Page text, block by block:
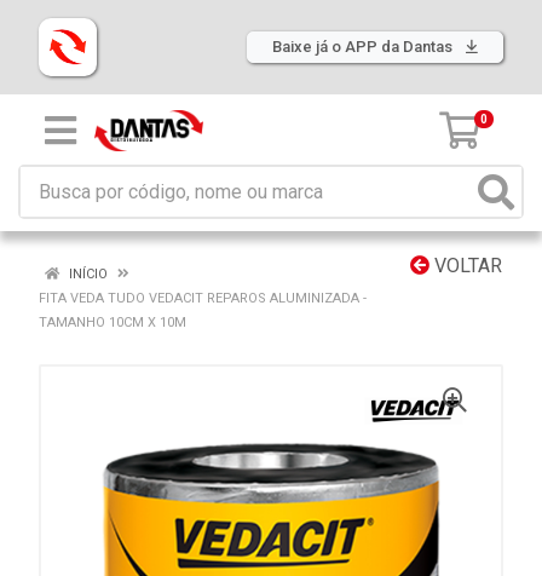
Baixe já o APP da Dantas
0
VOLTAR
INÍCIO
FITA VEDA TUDO VEDACIT REPAROS ALUMINIZADA -
TAMANHO 10CM X 10M